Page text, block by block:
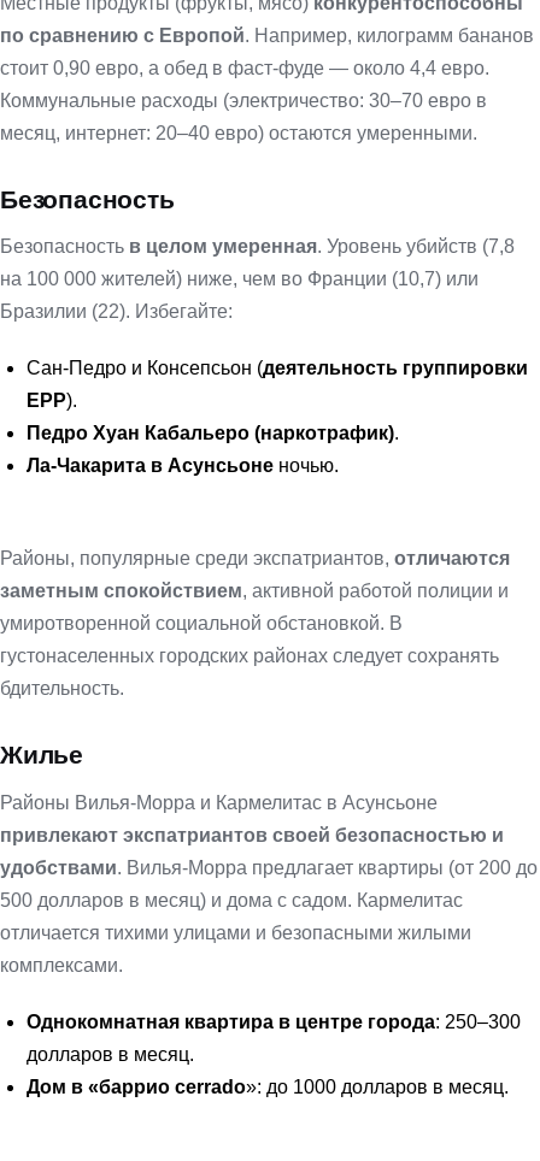
по сравнению с Европой. Например, килограмм бананов
стоит 0,90 евро, а обед в фаст-фуде — около 4,4 евро.
Коммунальные расходы (электричество: 30–70 евро в
месяц, интернет: 20–40 евро) остаются умеренными.
Безопасность
Безопасность в целом умеренная. Уровень убийств (7,8
на 100 000 жителей) ниже, чем во Франции (10,7) или
Бразилии (22). Избегайте:
Сан-Педро и Консепсьон (деятельность группировки
EPP).
Педро Хуан Кабальеро (наркотрафик).
Ла-Чакарита в Асунсьоненочью.
Районы, популярные среди экспатриантов, отличаются
заметным спокойствием, активной работой полиции и
умиротворенной социальной обстановкой. В
густонаселенных городских районах следует сохранять
бдительность.
Жилье
Районы Вилья-Морра и Кармелитас в Асунсьоне
привлекают экспатриантов своей безопасностью и
удобствами. Вилья-Морра предлагает квартиры (от 200 до
500 долларов в месяц) и дома с садом. Кармелитас
отличается тихими улицами и безопасными жилыми
комплексами.
Однокомнатная квартира в центре города: 250–300
долларов в месяц.
Дом в «баррио cerrado»: до 1000 долларов в месяц.